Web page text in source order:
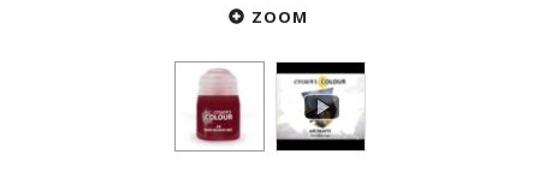
ZOOM